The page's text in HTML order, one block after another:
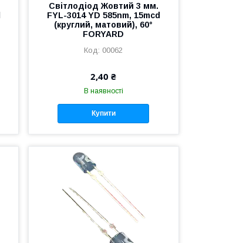
Світлодіод Жовтий 3 мм.
FYL-3014 YD 585nm, 15mcd
(круглий, матовий), 60°
FORYARD
00062
2,40 ₴
В наявності
Купити